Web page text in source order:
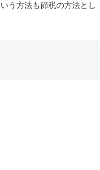
う方法も節税の方法とし